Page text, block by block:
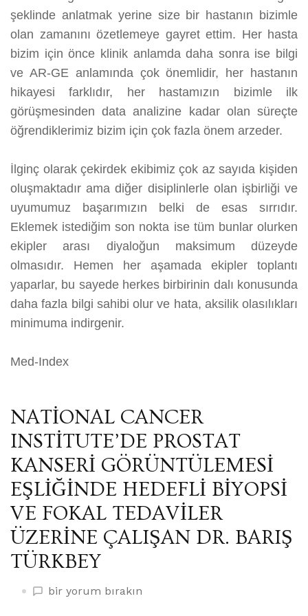
şeklinde anlatmak yerine size bir hastanın bizimle
olan zamanını özetlemeye gayret ettim. Her hasta
bizim için önce klinik anlamda daha sonra ise bilgi
ve AR-GE anlamında çok önemlidir, her hastanın
hikayesi farklıdır, her hastamızın bizimle ilk
görüşmesinden data analizine kadar olan süreçte
öğrendiklerimiz bizim için çok fazla önem arzeder.
İlginç olarak çekirdek ekibimiz çok az sayıda kişiden
oluşmaktadır ama diğer disiplinlerle olan işbirliği ve
uyumumuz başarımızın belki de esas sırrıdır.
Eklemek istediğim son nokta ise tüm bunlar olurken
ekipler arası diyaloğun maksimum düzeyde
olmasıdır. Hemen her aşamada ekipler toplantı
yaparlar, bu sayede herkes birbirinin dalı konusunda
daha fazla bilgi sahibi olur ve hata, aksilik olasılıkları
minimuma indirgenir.
Med-Index
NATİONAL CANCER
INSTİTUTE’DE PROSTAT
KANSERİ GÖRÜNTÜLEMESİ
EŞLİĞİNDE HEDEFLİ BİYOPSİ
VE FOKAL TEDAVİLER
ÜZERİNE ÇALIŞAN DR. BARIŞ
TÜRKBEY
NATİONAL
bir yorum bırakın